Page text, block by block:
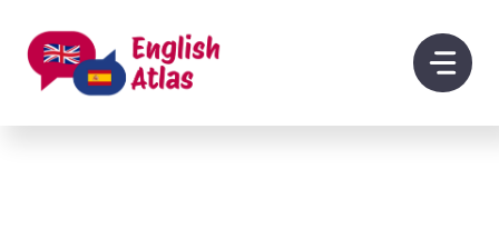
contenido